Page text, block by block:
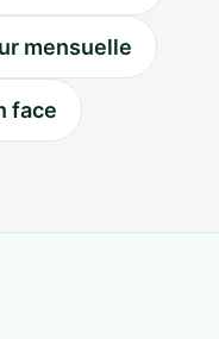
mensuelle
face